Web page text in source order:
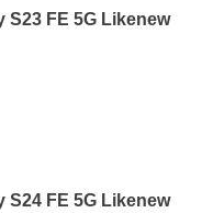
S23 FE 5G Likenew
S24 FE 5G Likenew